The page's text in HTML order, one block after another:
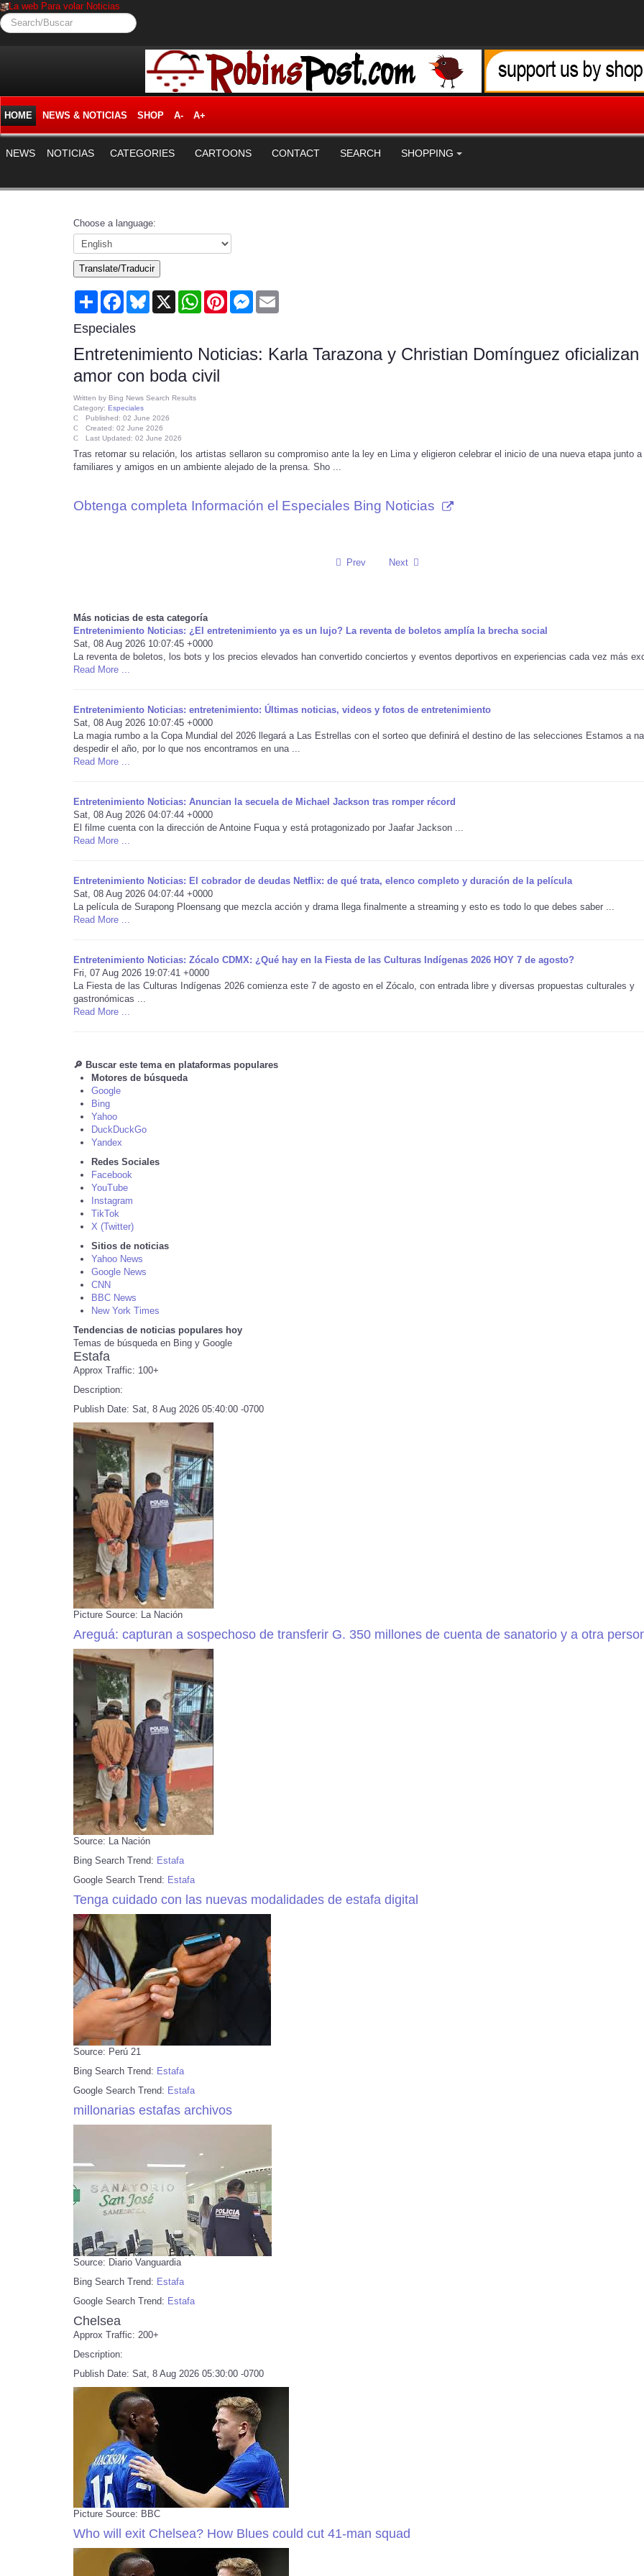
La web Para volar Noticias
Search/Buscar
HOME NEWS & NOTICIAS SHOP A- A+
NEWS NOTICIAS CATEGORIES CARTOONS CONTACT SEARCH SHOPPING
Choose a language:
Translate/Traducir
Share FacebookBluesky
X WhatsAppPinterestMessenger
Especiales
Entretenimiento Noticias: Karla Tarazona y Christian Domínguez oficializan
amor con boda civil
Written by Bing News Search Results
Category: Especiales
Published: 02 June 2026
Created: 02 June 2026
Last Updated: 02 June 2026
Tras retomar su relación, los artistas sellaron su compromiso ante la ley en Lima y eligieron celebrar el inicio de una nueva etapa junto a
familiares y amigos en un ambiente alejado de la prensa. Sho ...
Obtenga completa Información el Especiales Bing Noticias
Prev Next
Más noticias de esta categoría
Entretenimiento Noticias: ¿El entretenimiento ya es un lujo? La reventa de boletos amplía la brecha social
Sat, 08 Aug 2026 10:07:45 +0000
La reventa de boletos, los bots y los precios elevados han convertido conciertos y eventos deportivos en experiencias cada vez más
Read More ...
Entretenimiento Noticias: entretenimiento: Últimas noticias, videos y fotos de entretenimiento
Sat, 08 Aug 2026 10:07:45 +0000
La magia rumbo a la Copa Mundial del 2026 llegará a Las Estrellas con el sorteo que definirá el destino de las selecciones Estamos a
despedir el año, por lo que nos encontramos en una ...
Read More ...
Entretenimiento Noticias: Anuncian la secuela de Michael Jackson tras romper récord
Sat, 08 Aug 2026 04:07:44 +0000
El filme cuenta con la dirección de Antoine Fuqua y está protagonizado por Jaafar Jackson ...
Read More ...
Entretenimiento Noticias: El cobrador de deudas Netflix: de qué trata, elenco completo y duración de la película
Sat, 08 Aug 2026 04:07:44 +0000
La película de Surapong Ploensang que mezcla acción y drama llega finalmente a streaming y esto es todo lo que debes saber ...
Read More ...
Entretenimiento Noticias: Zócalo CDMX: ¿Qué hay en la Fiesta de las Culturas Indígenas 2026 HOY 7 de agosto?
Fri, 07 Aug 2026 19:07:41 +0000
La Fiesta de las Culturas Indígenas 2026 comienza este 7 de agosto en el Zócalo, con entrada libre y diversas propuestas culturales y
gastronómicas ...
Read More ...
🔎 Buscar este tema en plataformas populares
Motores de búsqueda
Google
Bing
Yahoo
DuckDuckGo
Yandex
Redes Sociales
Facebook
YouTube
Instagram
TikTok
X (Twitter)
Sitios de noticias
Yahoo News
Google News
CNN
BBC News
New York Times
Tendencias de noticias populares hoy
Temas de búsqueda en Bing y Google
Estafa
Approx Traffic: 100+
Description:
Publish Date: Sat, 8 Aug 2026 05:40:00 -0700
Picture Source: La Nación
Areguá: capturan a sospechoso de transferir G. 350 millones de cuenta de sanatorio y a otra
Source: La Nación
Bing Search Trend: Estafa
Google Search Trend: Estafa
Tenga cuidado con las nuevas modalidades de estafa digital
Source: Perú 21
Bing Search Trend: Estafa
Google Search Trend: Estafa
millonarias estafas archivos
Source: Diario Vanguardia
Bing Search Trend: Estafa
Google Search Trend: Estafa
Chelsea
Approx Traffic: 200+
Description:
Publish Date: Sat, 8 Aug 2026 05:30:00 -0700
Picture Source: BBC
Who will exit Chelsea? How Blues could cut 41-man squad